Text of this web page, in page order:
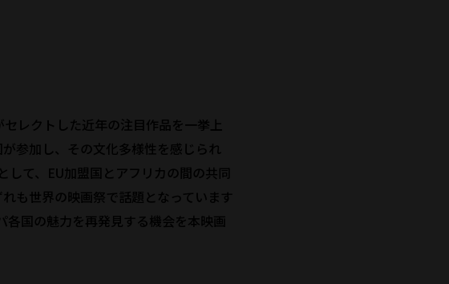
レクトした近年の注目作品を一挙上
参加し、その文化多様性を感じられ
て、EU加盟国とアフリカの間の共同
も世界の映画祭で話題となっています
各国の魅力を再発見する機会を本映画